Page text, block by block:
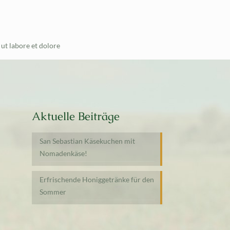
labore et dolore
Aktuelle Beiträge
San Sebastian Käsekuchen mit
Nomadenkäse!
Erfrischende Honiggetränke für den
Sommer